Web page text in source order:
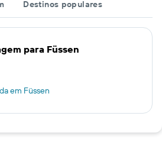
Destinos populares
para Füssen
em Füssen